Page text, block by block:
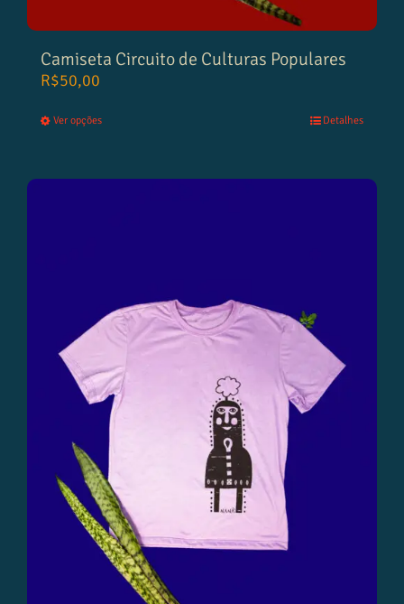
Camiseta Circuito de Culturas Populares
R$50,00
Ver opções Detalhes